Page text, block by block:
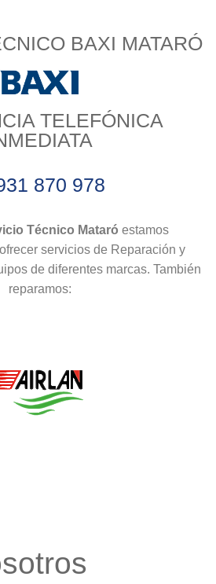
BAXI MATARÓ
TELEFÓNICA
870 978
Técnico Mataró estamos
servicios de Reparación y
de diferentes marcas. También
reparamos: